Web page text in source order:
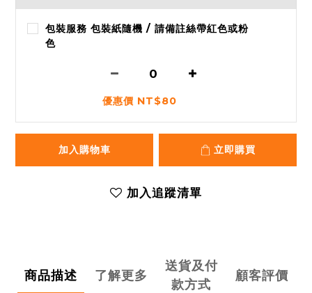
包裝服務 包裝紙隨機 / 請備註絲帶紅色或粉
色
優惠價 NT$80
加入購物車 立即購買
加入追蹤清單
商品描述 了解更多
送貨及付
款方式
顧客評價